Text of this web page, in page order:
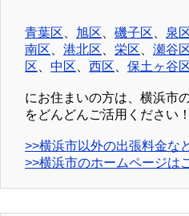
青葉区 旭区 磯子区 泉
南区
港北区 栄区 瀬谷
区
中区 西区 保土ヶ谷
にお住まいの方は、横浜市
をどんどんご活用ください！
>>横浜市以外の出張料金な
>>横浜市のホームページは